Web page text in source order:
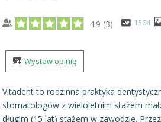
4.9 (3) 1564
Wystaw opinię
Vitadent to rodzinna praktyka
stomatologów z wieloletnim stażem
długim (15 lat) stażem w zawodzie.